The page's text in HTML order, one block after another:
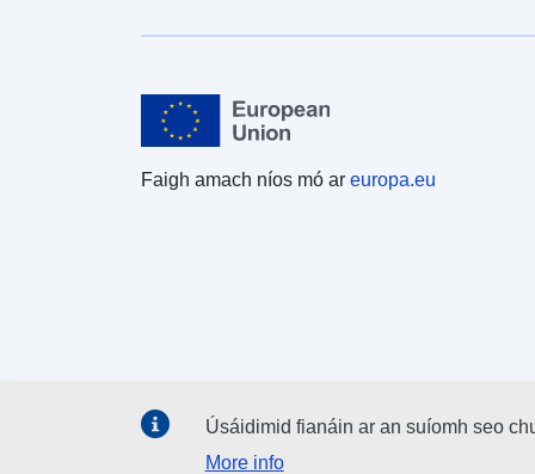
Faigh amach níos mó ar europa.eu
Úsáidimid fianáin ar an suíomh seo
More info